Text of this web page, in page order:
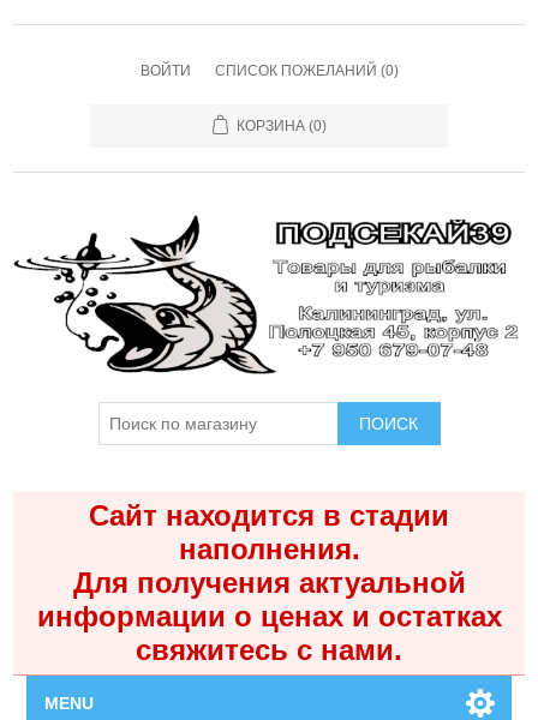
ВОЙТИ СПИСОК ПОЖЕЛАНИЙ (0)
КОРЗИНА (0)
ПОИСК
Сайт находится в стадии
наполнения.
Для получения актуальной
информации о ценах и остатках
свяжитесь с нами.
MENU